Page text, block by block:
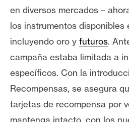
l
i
c
i
a
d
en diversos mercados –
los instrumentos disponibles
incluyendo oro y futuros.
campaña estaba limitada a
específicos. Con la
Recompensas, se asegura
tarjetas de recompensa por
mantenga intacto, con los